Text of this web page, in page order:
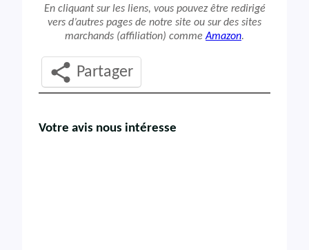
En cliquant sur les liens, vous pouvez être redirigé
vers d’autres pages de notre site ou sur des sites
marchands (affiliation) commeAmazon.
Partager
Votre avis nous intéresse